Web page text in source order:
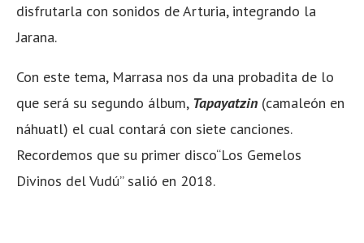
disfrutarla con sonidos de Arturia, integrando la
Jarana.
Con este tema, Marrasa nos da una probadita de lo
que será su segundo álbum, Tapayatzin (camaleón en
náhuatl) el cual contará con siete canciones.
Recordemos que su primer disco“Los Gemelos
Divinos del Vudú” salió en 2018.